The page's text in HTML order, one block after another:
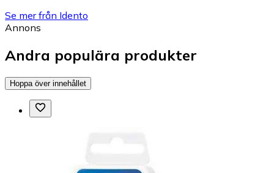
Se mer från Idento
Annons
Andra populära produkter
Hoppa över innehållet